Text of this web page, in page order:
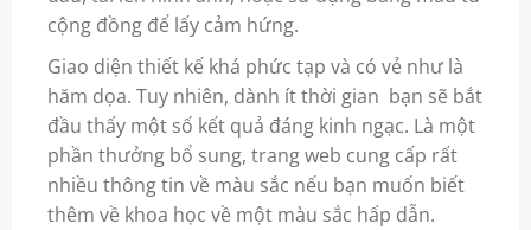
cộng đồng để lấy cảm hứng.
Giao diện thiết kế khá phức tạp và có vẻ như là
hăm dọa. Tuy nhiên, dành ít thời gian bạn sẽ bắt
đầu thấy một số kết quả đáng kinh ngạc. Là một
phần thưởng bổ sung, trang web cung cấp rất
nhiều thông tin về màu sắc nếu bạn muốn biết
thêm về khoa học về một màu sắc hấp dẫn.